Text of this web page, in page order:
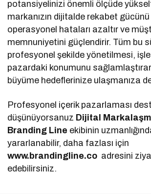
potansiyelinizi önemli ölçüde
markanızın dijitalde rekabet gücünü
operasyonel hataları azaltır ve
memnuniyetini güçlendirir. Tüm bu
profesyonel şekilde yönetilmesi,
pazardaki konumunu
büyüme hedeflerinize ulaşmanıza
Profesyonel içerik pazarlaması
düşünüyorsanuz Dijital
Branding Line ekibinin
yararlanabilir, daha fazlası için
www.brandingline.co adresini
edebilirsiniz.